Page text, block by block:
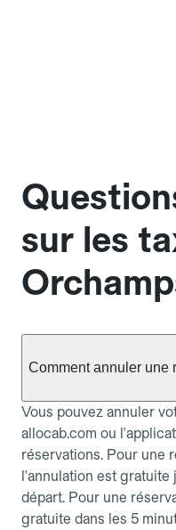
sur les
Comment annuler une
Vous pouvez annuler
allocab.com ou
réservations. Pour une
l'annulation est gratuite
départ. Pour une
gratuite dans les 5